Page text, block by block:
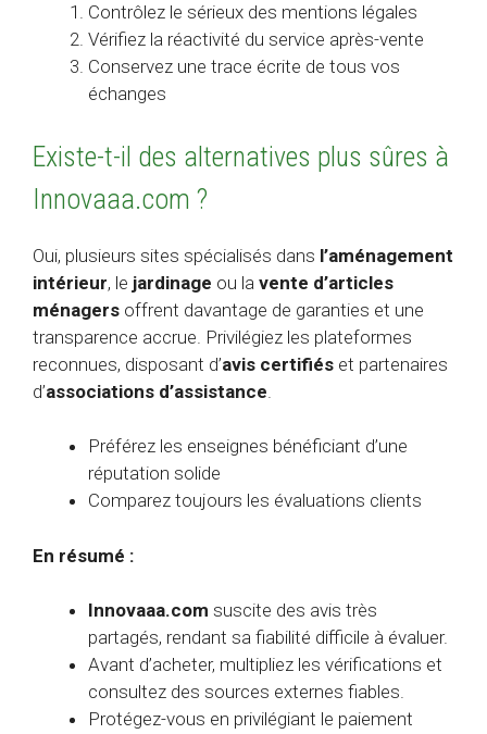
Contrôlez le sérieux des mentions légales
Vérifiez la réactivité du service après-vente
Conservez une trace écrite de tous vos
échanges
Existe-t-il des alternatives plus sûres à
Innovaaa.com ?
Oui, plusieurs sites spécialisés dans l’aménagement
intérieur, le jardinage ou la vente d’articles
ménagers offrent davantage de garanties et une
transparence accrue. Privilégiez les plateformes
reconnues, disposant d’avis certifiés et partenaires
d’associations d’assistance
Préférez les enseignes bénéficiant d’une
réputation solide
Comparez toujours les évaluations clients
En résumé :
Innovaaa.com suscite des avis très
partagés, rendant sa fiabilité difficile à évaluer.
Avant d’acheter, multipliez les vérifications et
consultez des sources externes fiables.
Protégez-vous en privilégiant le paiement